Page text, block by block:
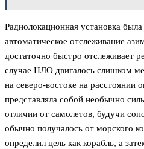
Радиолокационная установка
автоматическое отслеживание
достаточно быстро отслеживает
случае НЛО двигалось слишком
на северо-востоке на расстоянии
представляла собой необычно
отличии от самолетов, будучи
обычно получалось от морского
определил цель как корабль, а